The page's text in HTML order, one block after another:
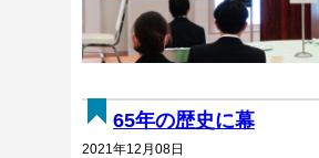
65年の歴史に幕
2021年12月08日